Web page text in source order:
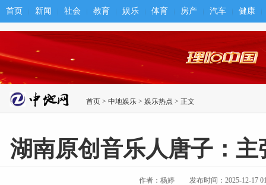
首页 新闻 社会 教育 娱乐 体育 房产 汽车 健康
首页 > 中地娱乐 > 娱乐热点 > 正文
湖南原创音乐人唐子：
作者：杨婷 发布时间：2025-12-17